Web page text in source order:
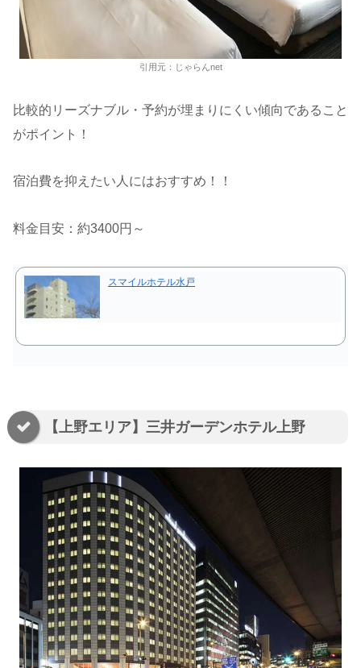
引用元：じゃらんnet
比較的リーズナブル・予約が埋まりにくい傾向であること
がポイント！
宿泊費を抑えたい人にはおすすめ！！
料金目安：約3400円～
スマイルホテル水戸
【上野エリア】三井ガーデンホテル上野